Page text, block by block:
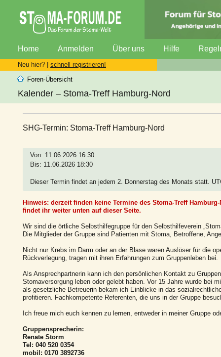
Home Anmelden Über uns Hilfe
Neu hier? | schnell registrieren!
Foren-Übersicht
Kalender – Stoma-Treff Hamburg-Nord
SHG-Termin: Stoma-Treff Hamburg-Nord
Von: 11.06.2026 16:30
Bis: 11.06.2026 18:30
Dieser Termin findet an jedem 2. Donnerstag des Monats statt.
Hinweis: derzeit finden keine Termine des Stoma-Treff
findet ihr weiter unten auf dieser Seite.
Wir sind die örtliche Selbsthilfegruppe für den Selbsthilfeverein
Die Mitglieder der Gruppe sind Patienten mit Stoma, Betroffene,
Nicht nur Krebs im Darm oder an der Blase waren Auslöser für die
Rückverlegung, tragen mit ihren Erfahrungen zum Gruppenleben bei.
Als Ansprechpartnerin kann ich den persönlichen Kontakt zu
Stomaversorgung leben oder gelebt haben. Vor 15 Jahre wurde bei
als gesetzliche Betreuerin bekam ich Einblicke in das
profitieren. Fachkompetente Referenten, die uns in der Gruppe
Ich freue mich euch kennen zu lernen, entweder in meiner Gruppe
Gruppensprecherin:
Renate Storm
Tel: 040 520 0354
mobil: 0170 3892736